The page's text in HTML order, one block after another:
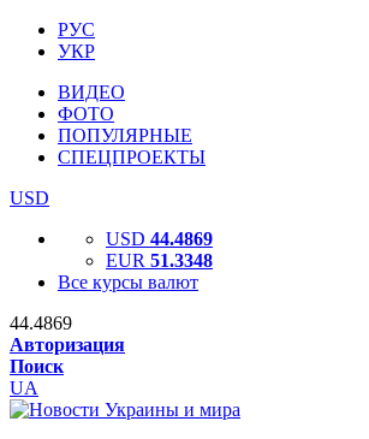
РУС
УКР
ВИДЕО
ФОТО
ПОПУЛЯРНЫЕ
СПЕЦПРОЕКТЫ
USD
USD 44.4869
EUR 51.3348
Все курсы валют
44.4869
Авторизация
Поиск
UA